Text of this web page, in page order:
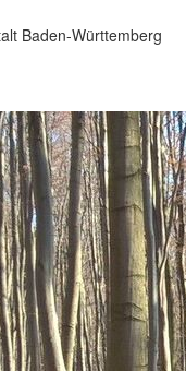
Baden-Württemberg